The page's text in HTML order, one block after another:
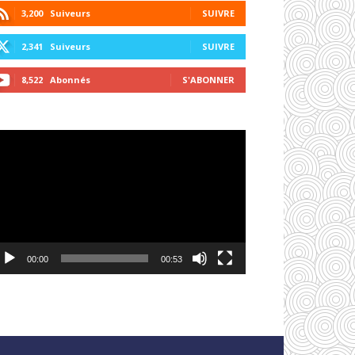
3,200 Suiveurs SUIVRE
2,341 Suiveurs SUIVRE
8,522 Abonnés S'ABONNER
00:00 00:53